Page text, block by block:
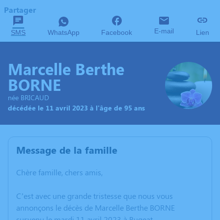
Partager
SMS WhatsApp Facebook E-mail Lien
Marcelle Berthe
BORNE
née BRICAUD
décédée le 11 avril 2023 à l'âge de 95 ans
Message de la famille
Chère famille, chers amis,
C’est avec une grande tristesse que nous vous
annonçons le décès de Marcelle Berthe BORNE